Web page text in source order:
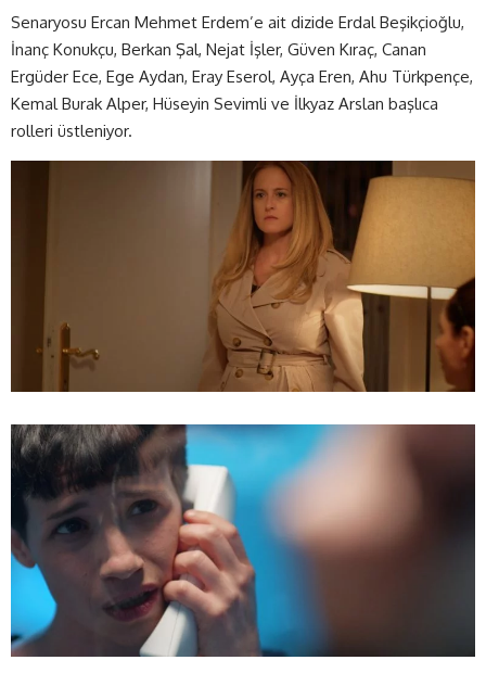
Senaryosu Ercan Mehmet Erdem’e ait dizide Erdal Beşikçioğlu,
İnanç Konukçu, Berkan Şal, Nejat İşler, Güven Kıraç, Canan
Ergüder Ece, Ege Aydan, Eray Eserol, Ayça Eren, Ahu Türkpençe,
Kemal Burak Alper, Hüseyin Sevimli ve İlkyaz Arslan başlıca
rolleri üstleniyor.